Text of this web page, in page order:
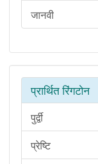
जानवी
प्रार्थित रिंगटोन
पुर्द्वी
प्रेष्टि